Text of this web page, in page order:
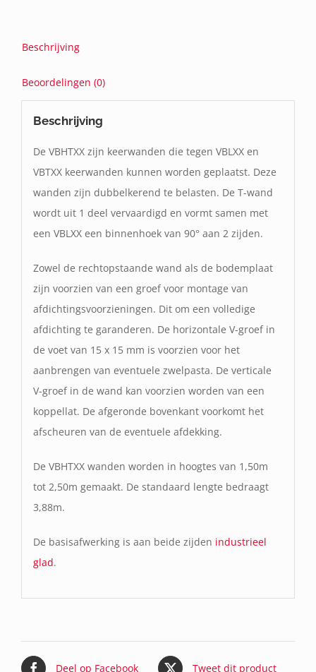
Beschrijving
Beoordelingen (0)
Beschrijving
De VBHTXX zijn keerwanden die tegen VBLXX en
VBTXX keerwanden kunnen worden geplaatst. Deze
wanden zijn dubbelkerend te belasten. De T-wand
wordt uit 1 deel vervaardigd en vormt samen met
een VBLXX een binnenhoek van 90° aan 2 zijden.
Zowel de rechtopstaande wand als de bodemplaat
zijn voorzien van een groef voor montage van
afdichtingsvoorzieningen. Dit om een volledige
afdichting te garanderen. De horizontale V-groef in
de voet van 15 x 15 mm is voorzien voor het
aanbrengen van eventuele zwelpasta. De verticale
V-groef in de wand kan voorzien worden van een
koppellat. De afgeronde bovenkant voorkomt het
afscheuren van de eventuele afdekking.
De VBHTXX wanden worden in hoogtes van 1,50m
tot 2,50m gemaakt. De standaard lengte bedraagt
3,88m.
De basisafwerking is aan beide zijden industrieel
glad.
Deel op Facebook Tweet dit product